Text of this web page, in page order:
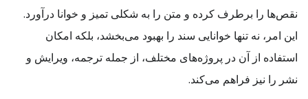
نقص‌ها را برطرف کرده و متن را به شکلی تمیز و خوانا درآورد.
این امر، نه تنها خوانایی سند را بهبود می‌بخشد، بلکه امکان
استفاده از آن در پروژه‌های مختلف، از جمله ترجمه، ویرایش و
نشر را نیز فراهم می‌کند.